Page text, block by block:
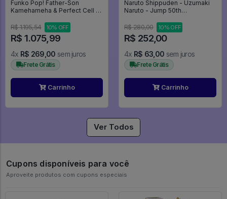
Funko Pop! Father-Son
Kamehameha & Perfect Cell -
R$ 1.195,54
10% OFF
R$ 1.075,99
4x R$ 269,00 sem juros
Frete Grátis
Carrinho
Naruto Shippuden - Uzumaki
Naruto - Jump 50th
R$ 280,00
10% OFF
R$ 252,00
4x R$ 63,00 sem juros
Frete Grátis
Carrinho
Ver Todos
Cupons disponíveis para você
Aproveite produtos com cupons especiais